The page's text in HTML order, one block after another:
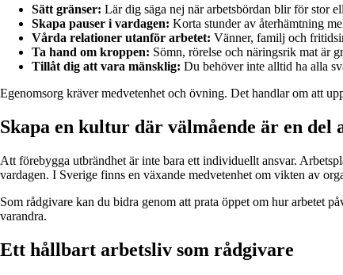
Sätt gränser: Lär dig säga nej när arbetsbördan blir för stor
Skapa pauser i vardagen: Korta stunder av återhämtning
Vårda relationer utanför arbetet: Vänner, familj och
Ta hand om kroppen: Sömn, rörelse och näringsrik mat är
Tillåt dig att vara mänsklig: Du behöver inte alltid ha alla
Egenomsorg kräver medvetenhet och övning. Det handlar om att
Skapa en kultur där välmående är en del
Att förebygga utbrändhet är inte bara ett individuellt ansvar.
vardagen. I Sverige finns en växande medvetenhet om vikten av
Som rådgivare kan du bidra genom att prata öppet om hur arbetet
varandra.
Ett hållbart arbetsliv som rådgivare